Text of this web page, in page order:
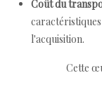
Coût du
l'acquisition.
Cette